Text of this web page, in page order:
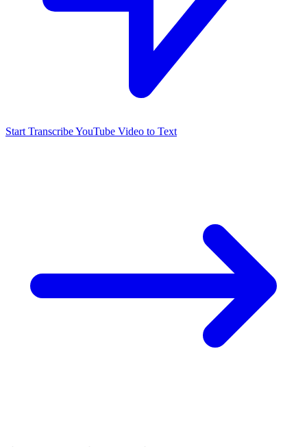
Start Transcribe YouTube Video to Text